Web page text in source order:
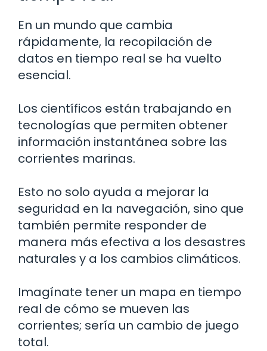
En un mundo que cambia
rápidamente, la recopilación de
datos en tiempo real se ha vuelto
esencial.
Los científicos están trabajando en
tecnologías que permiten obtener
información instantánea sobre las
corrientes marinas.
Esto no solo ayuda a mejorar la
seguridad en la navegación, sino que
también permite responder de
manera más efectiva a los desastres
naturales y a los cambios climáticos.
Imagínate tener un mapa en tiempo
real de cómo se mueven las
corrientes; sería un cambio de juego
total.